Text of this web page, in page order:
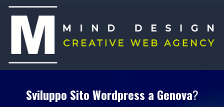
Sviluppo Sito Wordpress a Genova?